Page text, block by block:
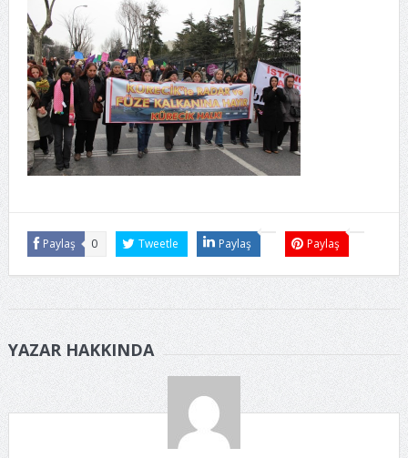
Paylaş 0 Tweetle Paylaş Paylaş
YAZAR HAKKINDA